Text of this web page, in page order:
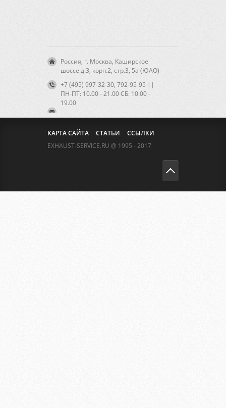
Россия, г. Москва, Каширское
шоссе д.3, корп.2, стр.3, 5а (ЮАО)
+7 (495) 997-32-30, 792-95-95 ||
ПН-ПТ: 10.00 - 21.00 CБ: 10.00 -
19.00
КАРТА САЙТА СТАТЬИ
ССЫЛКИ
EXHAUST-SERVICE.RU @ 1995 - 2017